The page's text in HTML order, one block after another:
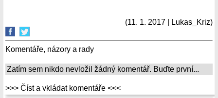
(11. 1. 2017 | Lukas_Kriz)
Komentáře, názory a rady
Zatím sem nikdo nevložil žádný komentář. Buďte první...
>>> Číst a vkládat komentáře <<<